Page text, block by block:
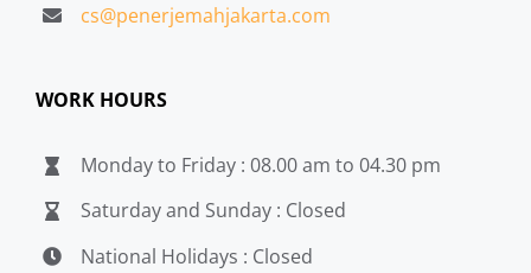
cs@penerjemahjakarta.com
WORK HOURS
Monday to Friday : 08.00 am to 04.30 pm
Saturday and Sunday : Closed
National Holidays : Closed